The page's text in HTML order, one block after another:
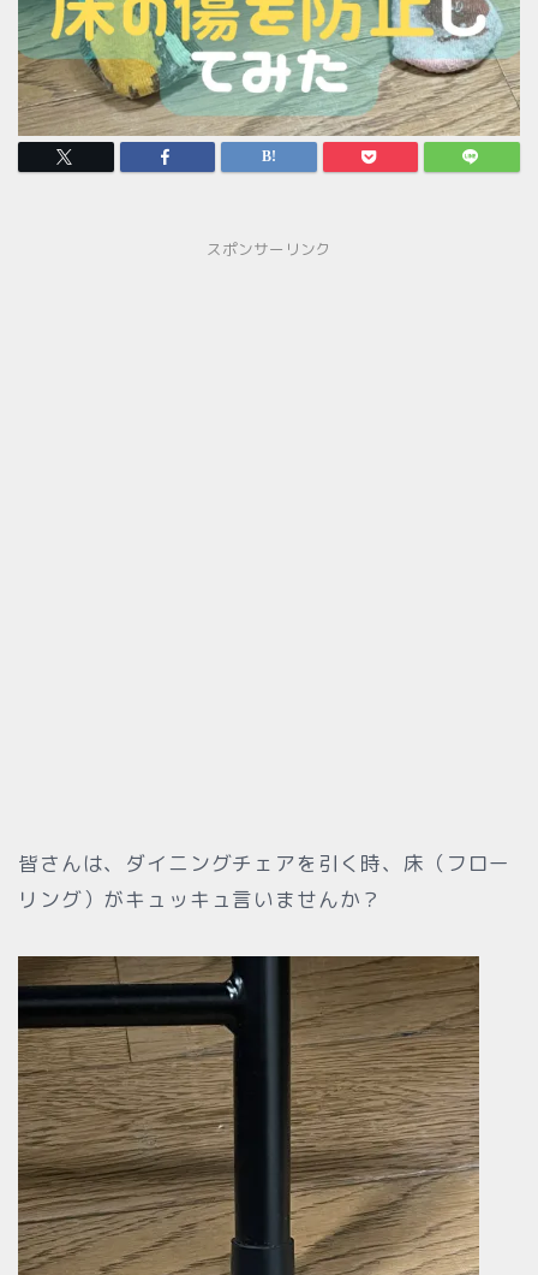
スポンサーリンク
皆さんは、ダイニングチェアを引く時、床（フロー
リング）がキュッキュ言いませんか？